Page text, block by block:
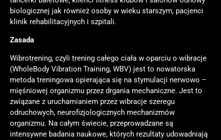
biologicznej jak również osoby w wieku starszym, pacjenci
klinik rehabilitacyjnych i szpitali.
Zasada
Wibrotrening, czyli trening całego ciała w oparciu o wibracje
(WholeBody Vibration Training, WBV) jest to nowatorska
metoda treningowa opierająca się na stymulacji nerwowo –
mięśniowej organizmu przez drgania mechaniczne. Jest to
związane z uruchamianiem przez wibracje szeregu
odruchowych, neurofizjologicznych mechanizmów
organizmu. Na całym świecie, przeprowadzane są
intensywne badania naukowe, których rezultaty udowadniają